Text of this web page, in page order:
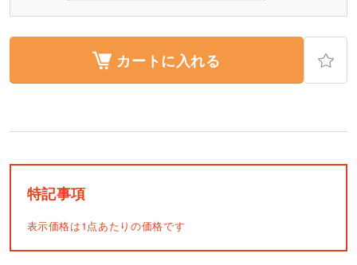
カートに入れる
特記事項
表示価格は1点あたりの価格です